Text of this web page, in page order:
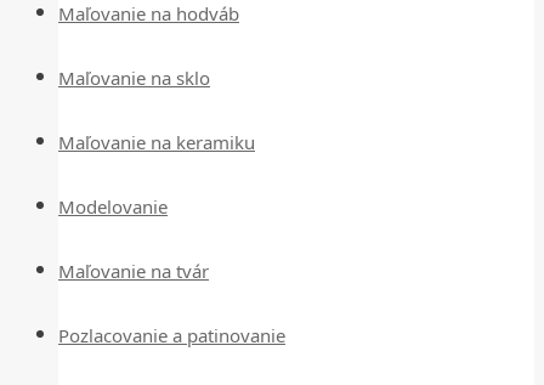
Maľovanie na hodváb
Maľovanie na sklo
Maľovanie na keramiku
Modelovanie
Maľovanie na tvár
Pozlacovanie a patinovanie